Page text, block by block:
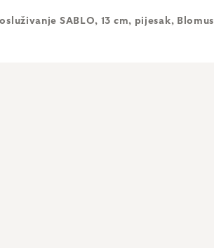
SABLO, 13 cm, pijesak, Blomus